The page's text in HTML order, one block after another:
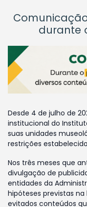
durante
Desde 4 de julho de
institucional do
suas unidades
restrições
Nos três meses que
divulgação de
entidades da
hipóteses previstas
evitados conteúdos